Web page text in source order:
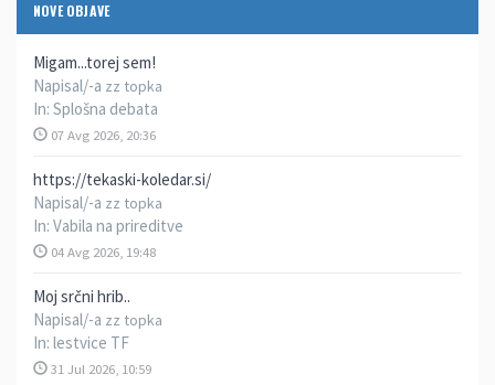
NOVE OBJAVE
Migam...torej sem!
Napisal/-a zz topka
In: Splošna debata
07 Avg 2026, 20:36
https://tekaski-koledar.si/
Napisal/-a zz topka
In: Vabila na prireditve
04 Avg 2026, 19:48
Moj srčni hrib..
Napisal/-a zz topka
In: lestvice TF
31 Jul 2026, 10:59